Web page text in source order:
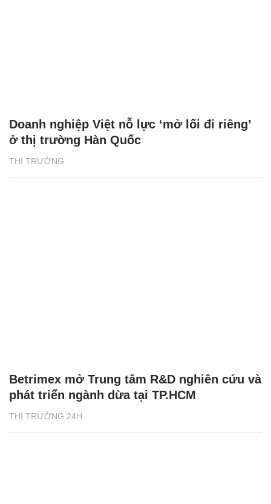
THỊ TRƯỜNG
Doanh nghiệp Việt nỗ lực ‘mở lối đi riêng’
ở thị trường Hàn Quốc
THỊ TRƯỜNG 24H
Betrimex mở Trung tâm R&D nghiên cứu và
phát triển ngành dừa tại TP.HCM